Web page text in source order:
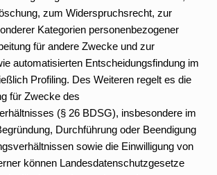
zum Widerspruchsrecht, zur
Kategorien personenbezogener
für andere Zwecke und zur
automatisierten Entscheidungsfindung im
Profiling. Des Weiteren regelt es die
für Zwecke des
(§ 26 BDSG), insbesondere im
Durchführung oder Beendigung
sowie die Einwilligung von
können Landesdatenschutzgesetze